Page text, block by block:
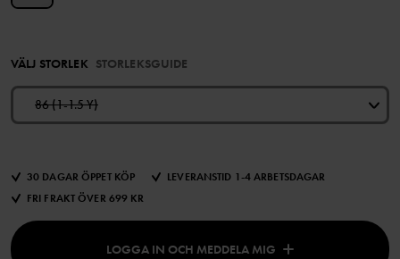
VÄLJ STORLEK STORLEKSGUIDE
86 (1-1.5 Y)
30 DAGAR ÖPPET KÖP
LEVERANSTID 1-4 ARBETSDAGAR
FRI FRAKT ÖVER 699 KR
LOGGA IN OCH MEDDELA MIG